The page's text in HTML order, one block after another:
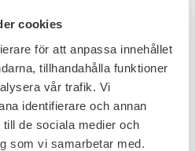
cookies
för att anpassa innehållet
tillhandahålla funktioner
vår trafik. Vi
identifierare och annan
de sociala medier och
som vi samarbetar med.
199KR
FAVORITE